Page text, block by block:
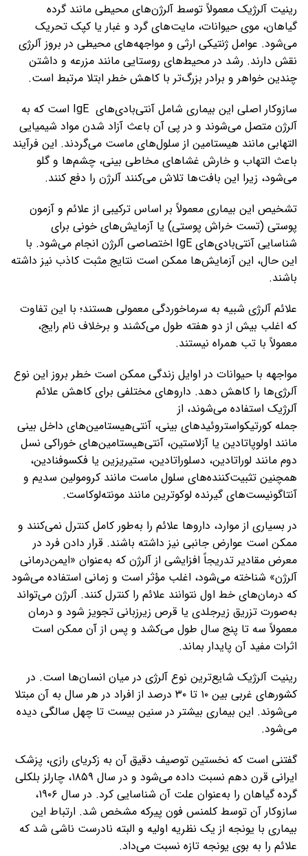
رینیت آلرژیک معمولاً توسط آلرژن‌های محیطی مانند گرده
گیاهان، موی حیوانات، مایت‌های گرد و غبار یا کپک تحریک
می‌شود. عوامل ژنتیکی ارثی و مواجهه‌های محیطی در بروز آلرژی
نقش دارند. رشد در محیط‌های روستایی مانند مزرعه و داشتن
چندین خواهر و برادر بزرگ‌تر با کاهش خطر ابتلا مرتبط است.
سازوکار اصلی این بیماری شامل آنتی‌بادی‌های IgE است که به
آلرژن متصل می‌شوند و در پی آن باعث آزاد شدن مواد شیمیایی
التهابی مانند هیستامین از سلول‌های ماست می‌گردند. این فرآیند
باعث التهاب و خارش غشاهای مخاطی بینی، چشم‌ها و گلو
می‌شود، زیرا این بافت‌ها تلاش می‌کنند آلرژن را دفع کنند.
تشخیص این بیماری معمولاً بر اساس ترکیبی از علائم و آزمون
پوستی (تست خراش پوستی) یا آزمایش‌های خونی برای
شناسایی آنتی‌بادی‌های IgE اختصاصی آلرژن انجام می‌شود. با
این حال، این آزمایش‌ها ممکن است نتایج مثبت کاذب نیز داشته
باشند.
علائم آلرژی شبیه به سرماخوردگی معمولی هستند؛ با این تفاوت
که اغلب بیش از دو هفته طول می‌کشند و برخلاف نام رایج،
معمولاً با تب همراه نیستند.
مواجهه با حیوانات در اوایل زندگی ممکن است خطر بروز این نوع
آلرژی‌ها را کاهش دهد. داروهای مختلفی برای کاهش علائم
آلرژیک استفاده می‌شوند، از
جمله کورتیکواستروئیدهای بینی، آنتی‌هیستامین‌های داخل بینی
مانند اولوپاتادین یا آزلاستین، آنتی‌هیستامین‌های خوراکی نسل
دوم مانند لوراتادین، دسلوراتادین، ستیریزین یا فکسوفنادین،
همچنین تثبیت‌کننده‌های سلول ماست مانند کرومولین سدیم و
آنتاگونیست‌های گیرنده لوکوترین مانند مونته‌لوکاست.
در بسیاری از موارد، داروها علائم را به‌طور کامل کنترل نمی‌کنند و
ممکن است عوارض جانبی نیز داشته باشند. قرار دادن فرد در
معرض مقادیر تدریجاً افزایشی از آلرژن که به‌عنوان «ایمن‌درمانی
آلرژن» شناخته می‌شود، اغلب مؤثر است و زمانی استفاده می‌شود
که درمان‌های خط اول نتوانند علائم را کنترل کنند. آلرژن می‌تواند
به‌صورت تزریق زیرجلدی یا قرص زیرزبانی تجویز شود و درمان
معمولاً سه تا پنج سال طول می‌کشد و پس از آن ممکن است
اثرات مفید آن پایدار بماند.
رینیت آلرژیک شایع‌ترین نوع آلرژی در میان انسان‌ها است. در
کشورهای غربی بین ۱۰ تا ۳۰ درصد از افراد در هر سال به آن مبتلا
می‌شوند. این بیماری بیشتر در سنین بیست تا چهل سالگی دیده
می‌شود.
گفتنی است که نخستین توصیف دقیق آن به زکریای رازی، پزشک
ایرانی قرن دهم نسبت داده می‌شود و در سال ۱۸۵۹، چارلز بلکلی
گرده گیاهان را به‌عنوان علت آن شناسایی کرد. در سال ۱۹۰۶،
سازوکار آن توسط کلمنس فون پیرکه مشخص شد. ارتباط این
بیماری با یونجه از یک نظریه اولیه و البته نادرست ناشی شد که
علائم را به بوی یونجه تازه نسبت می‌داد.